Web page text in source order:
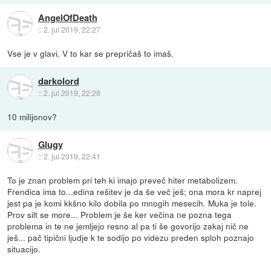
AngelOfDeath
::2. jul 2019, 22:27
Vse je v glavi. V to kar se prepričaš to imaš.
darkolord
::2. jul 2019, 22:28
10 milijonov?
Glugy
::2. jul 2019, 22:41
To je znan problem pri teh ki imajo preveč hiter metabolizem.
Frendica ima to...edina rešitev je da še več ješ; ona mora kr naprej
jest pa je komi kkšno kilo dobila po mnogih mesecih. Muka je tole.
Prov silt se more... Problem je še ker večina ne pozna tega
problema in te ne jemljejo resno al pa ti še govorijo zakaj nič ne
ješ... pač tipični ljudje k te sodijo po videzu preden sploh poznajo
situacijo.